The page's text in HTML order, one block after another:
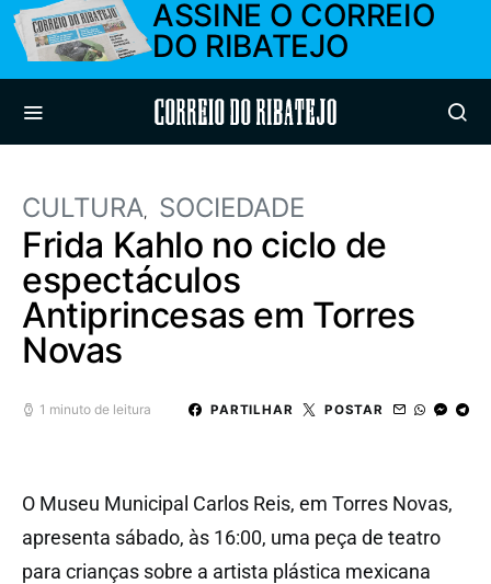
ASSINE O CORREIO
DO RIBATEJO
Correio do Ribatejo
CULTURA SOCIEDADE
Frida Kahlo no ciclo de
espectáculos
Antiprincesas em Torres
Novas
1 minuto de leitura PARTILHAR POSTAR
O Museu Municipal Carlos Reis, em Torres Novas,
apresenta sábado, às 16:00, uma peça de teatro
para crianças sobre a artista plástica mexicana